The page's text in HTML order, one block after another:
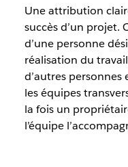
Une attribution
succès d’un projet.
d’une personne
réalisation du
d’autres personnes
les équipes
la fois un
l’équipe